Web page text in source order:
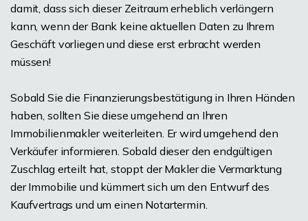
damit, dass sich dieser Zeitraum erheblich verlängern
kann, wenn der Bank keine aktuellen Daten zu Ihrem
Geschäft vorliegen und diese erst erbracht werden
müssen!
Sobald Sie die Finanzierungsbestätigung in Ihren Händen
haben, sollten Sie diese umgehend an Ihren
Immobilienmakler weiterleiten. Er wird umgehend den
Verkäufer informieren. Sobald dieser den endgültigen
Zuschlag erteilt hat, stoppt der Makler die Vermarktung
der Immobilie und kümmert sich um den Entwurf des
Kaufvertrags und um einen Notartermin.